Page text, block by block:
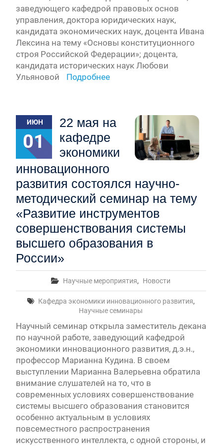
заведующего кафедрой правовых основ
управления, доктора юридических наук,
кандидата экономических наук, доцента Ивана
Лексина на тему «Основы конституционного
строя Российской Федерации»; доцента,
кандидата исторических наук Любови
Ульяновой
Подробнее
ИЮН
01
22 мая на
кафедре
экономики
инновационного
развития состоялся научно-
методический семинар на тему
«Развитие инструментов
совершенствования системы
высшего образования в
России»
Научные мероприятия, Новости
Кафедра экономики инновационного развития,
Научные семинары
Научный семинар открыла заместитель декана
по научной работе, заведующий кафедрой
экономики инновационного развития, д.э.н.,
профессор Марианна Кудина. В своем
выступлении Марианна Валерьевна обратила
внимание слушателей на то, что в
современных условиях совершенствование
системы высшего образования становится
особенно актуальным в условиях
повсеместного распространения
искусственного интеллекта, с одной стороны, и